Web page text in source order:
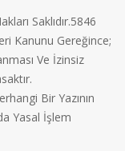
Saklıdır.5846
Kanunu Gereğince;
Ve İzinsiz
Bir Yazının
Yasal İşlem